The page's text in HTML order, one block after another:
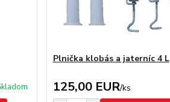
Plnička klobás a jaterníc 4 L
125,00 EUR/ks